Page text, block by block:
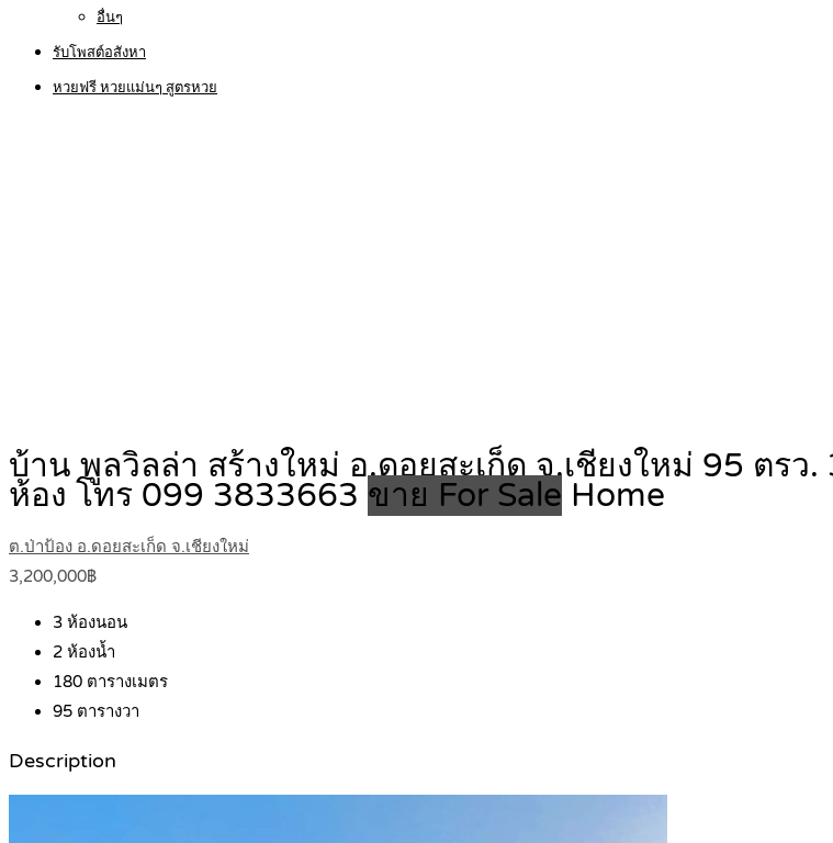
อื่นๆ
รับโพสต์อสังหา
หวยฟรี หวยแม่นๆ สูตรหวย
บ้าน พูลวิลล่า สร้างใหม่ อ.ดอยสะเก็ด จ.เชียงใหม่ 95 ตร
ห้อง โทร 099 3833663 ขาย For Sale Home
ต.ป่าป้อง อ.ดอยสะเก็ด จ.เชียงใหม่
3,200,000฿
3 ห้องนอน
2 ห้องน้ำ
180 ตารางเมตร
95 ตารางวา
Description